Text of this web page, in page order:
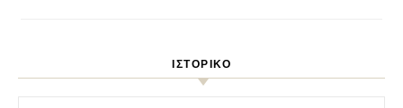
ΙΣΤΟΡΙΚΌ